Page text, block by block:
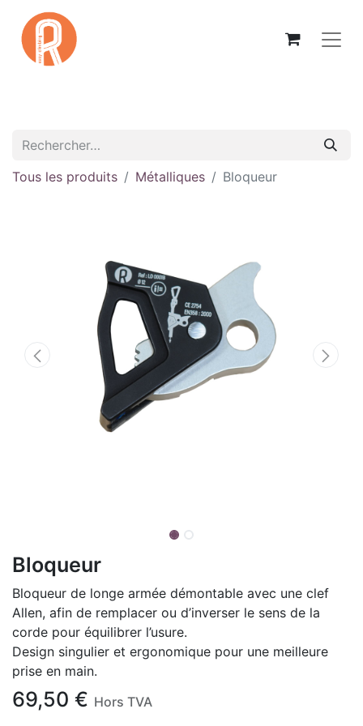
Tous les produits Métalliques Bloqueur
Bloqueur
Bloqueur de longe armée démontable avec une clef
Allen, afin de remplacer ou d’inverser le sens de la
corde pour équilibrer l’usure.
Design singulier et ergonomique pour une meilleure
prise en main.
69,50 € Hors TVA